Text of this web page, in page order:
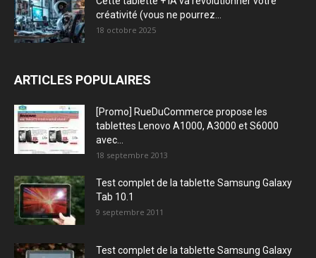
créativité (vous ne pourrez...
18 octobre 2025
ARTICLES POPULAIRES
[Promo] RueDuCommerce propose les
tablettes Lenovo A1000, A3000 et S6000
avec...
18 septembre 2013
Test complet de la tablette Samsung Galaxy
Tab 10.1
9 septembre 2011
Test complet de la tablette Samsung Galaxy